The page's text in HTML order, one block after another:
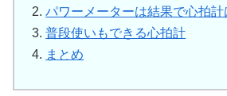
パワーメーターは結果で心拍計
普段使いもできる心拍計
まとめ